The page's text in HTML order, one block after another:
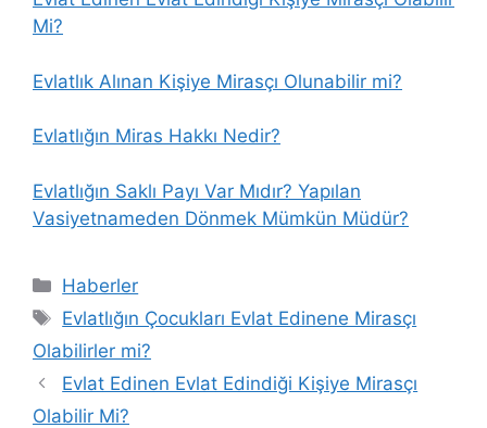
Mi?
Evlatlık Alınan Kişiye Mirasçı Olunabilir mi?
Evlatlığın Miras Hakkı Nedir?
Evlatlığın Saklı Payı Var Mıdır? Yapılan
Vasiyetnameden Dönmek Mümkün Müdür?
Kategoriler
Haberler
Etiketler
Evlatlığın Çocukları Evlat Edinene Mirasçı
Olabilirler mi?
Evlat Edinen Evlat Edindiği Kişiye Mirasçı
Olabilir Mi?